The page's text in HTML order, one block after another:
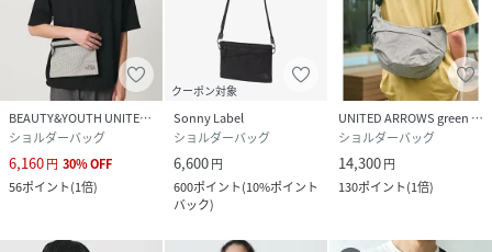
BEAUTY&YOUTH UNITED ARROWS
ショルダーバッグ
6,160円 30%OFF
56ポイント(1倍)
クーポン対象
Sonny Label
ショルダーバッグ
6,600円
600ポイント(10%ポイント
バック)
UNITED ARROWS green label relaxing
ショルダーバッグ
14,300円
130ポイント(1倍)